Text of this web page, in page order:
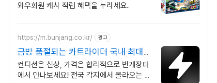
와우회원 캐시 적립 혜택을 누리세요.
https://m.bunjang.co.kr/ 광고
금방 품절되는 카트라이더 국내 최대
브랜드 중고거래
컨디션은 신상, 가격은 합리적으로 번개장터
에서 만나보세요! 전국 각지에서 올라오는 전